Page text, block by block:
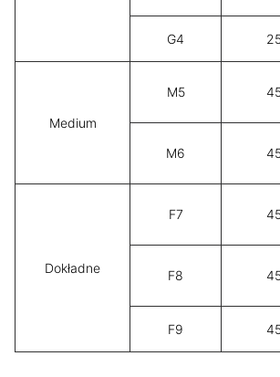
G4
Medium
M5
M6
Dokładne
F7
F8
F9